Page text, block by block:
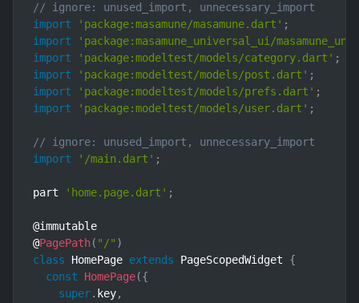
// ignore: unused_import, unnecessary_import
import
'package:masamune/masamune.dart' ;
import
'package:masamune_universal_ui/
import
'package:modeltest/models/category.dart' ;
import
'package:modeltest/models/post.dart' ;
import
'package:modeltest/models/prefs.dart' ;
import
'package:modeltest/models/user.dart' ;
// ignore: unused_import, unnecessary_import
import
'/main.dart' ;
part 'home.page.dart' ;
@immutable
@PagePath( "/" )
class
HomePage extends PageScopedWidget
{
const
HomePage({
super. key,